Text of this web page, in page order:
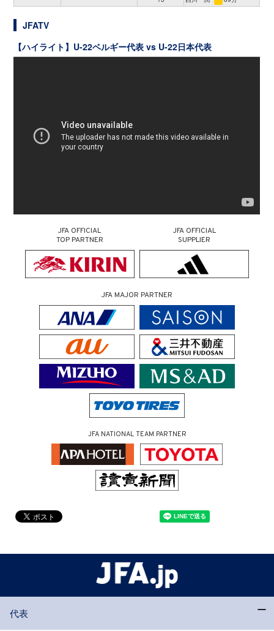
JFATV
【ハイライト】U-22ベルギー代表 vs U-22日本代表
JFA OFFICIAL
TOP PARTNER
JFA OFFICIAL
SUPPLIER
JFA MAJOR PARTNER
JFA NATIONAL TEAM PARTNER
代表